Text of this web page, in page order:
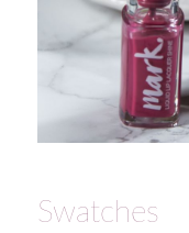
Swatches